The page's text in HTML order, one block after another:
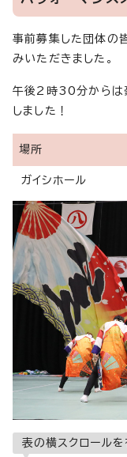
事前募集した団体の
みいただきました。
午後2時30分からは
しました！
場所
ガイシホール
表の横スクロール